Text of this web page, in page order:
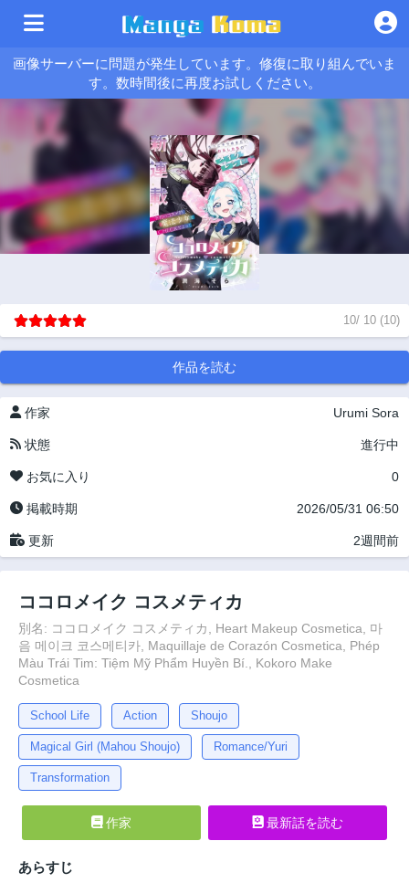
画像サーバーに問題が発生しています。修復に取り組んでいま
す。数時間後に再度お試しください。
10/ 10 (10)
作品を読む
作家 Urumi Sora
状態 進行中
お気に入り 0
掲載時期 2026/05/31 06:50
更新 2週間前
ココロメイク コスメティカ
別名: ココロメイク コスメティカ, Heart Makeup Cosmetica, 마
음 메이크 코스메티카, Maquillaje de Corazón Cosmetica, Phép
Màu Trái Tim: Tiệm Mỹ Phẩm Huyền Bí., Kokoro Make
Cosmetica
School Life Action Shoujo
Magical Girl (Mahou Shoujo) Romance/Yuri
Transformation
作家 最新話を読む
あらすじ